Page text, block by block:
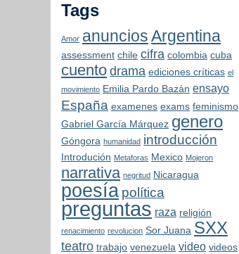
Tags
Amor anunciosArgentina
assessment chile cifra colombia cuba
cuento drama ediciones críticas el
movimiento Emilia Pardo Bazán ensayo
España examenes exams feminismo
Gabriel García Márquez genero
Góngora humanidad introducción
Introdución Metaforas Mexico Mojeron
narrativa negritud Nicaragua
poesía política
preguntas raza religión
renacimiento revolucion Sor Juana SXX
teatro trabajo venezuela video videos